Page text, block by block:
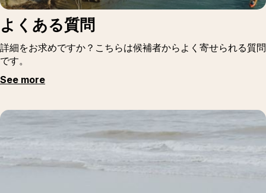
よくある質問
詳細をお求めですか？こちらは候補者からよく寄せられる質問
です。
See more